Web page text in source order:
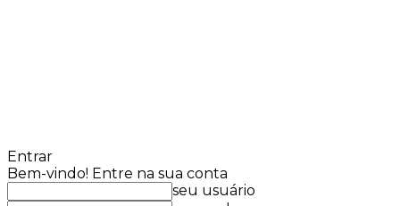
Entrar
Bem-vindo! Entre na sua conta
seu usuário